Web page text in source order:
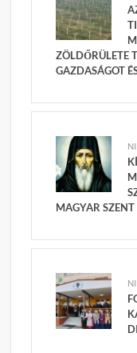
ZÖLDŐRÜLETE
GAZDASÁGOT
MAGYAR